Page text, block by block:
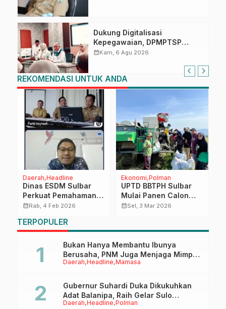
Dukung Digitalisasi
Kepegawaian, DPMPTSP
Sulbar Siap Terapkan Aplikasi
calendar_monthKam, 6 Agu 2026
REKOMENDASI UNTUK ANDA
Daerah Headline
Dinas ESDM Sulbar
Perkuat Pemahaman
Keselamatan
melalui Rapat Virtual
dengan PT Bank
calendar_monthRab, 4 Feb 2026
Ekonomi Polman
UPTD BBTPH Sulbar
Mulai Panen Calon
Benih Padi Inbrida
Benih Berkualitas
calendar_monthSel, 3 Mar 2026
TERPOPULER
Daerah Headline Mamasa
Bukan Hanya Membantu Ibunya
Berusaha, PNM Juga Menjaga Mimpi
Anaknya Untuk Menggapai Cita-Cita
Daerah Headline Polman
Gubernur Suhardi Duka Dikukuhkan
Adat Balanipa, Raih Gelar Sulo
Tappidena